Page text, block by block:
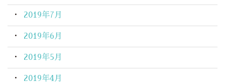
2019年7月
2019年6月
2019年5月
2019年4月